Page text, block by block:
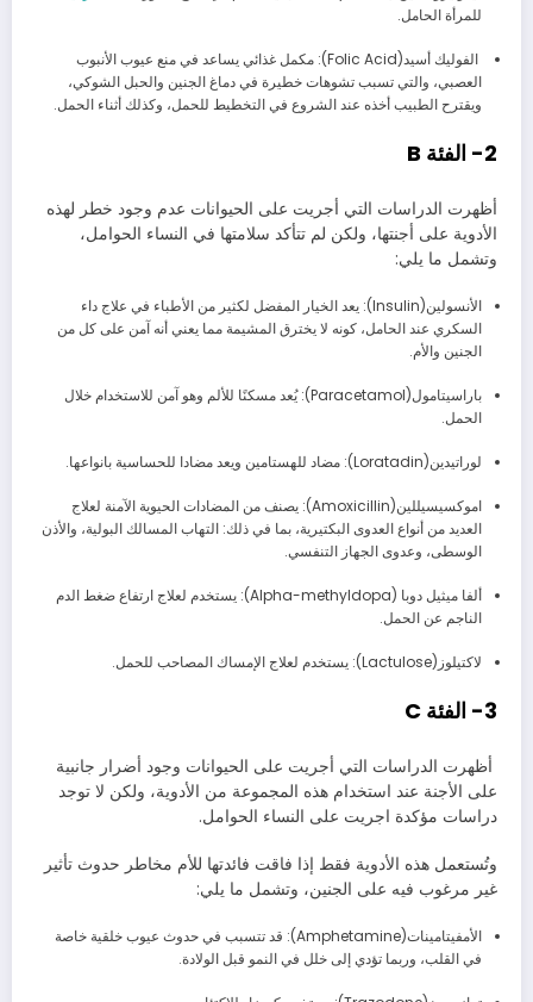
للمرأة الحامل.
الفوليك أسيد(Folic Acid): مكمل غذائي يساعد في منع عيوب الأنبوب
العصبي، والتي تسبب تشوهات خطيرة في دماغ الجنين والحبل الشوكي،
ويقترح الطبيب أخذه عند الشروع في التخطيط للحمل، وكذلك أثناء الحمل.
2- الفئة B
أظهرت الدراسات التي أجريت على الحيوانات عدم وجود خطر لهذه
الأدوية على أجنتها، ولكن لم تتأكد سلامتها في النساء الحوامل،
وتشمل ما يلي:
الأنسولين(Insulin): يعد الخيار المفضل لكثير من الأطباء في علاج داء
السكري عند الحامل، كونه لا يخترق المشيمة مما يعني أنه آمن على كل من
الجنين والأم.
باراسيتامول(Paracetamol): يُعد مسكنًا للألم وهو آمن للاستخدام خلال
الحمل.
لوراتيدين(Loratadin): مضاد للهستامين ويعد مضادا للحساسية بانواعها.
اموكسيسيللين(Amoxicillin): يصنف من المضادات الحيوية الآمنة لعلاج
العديد من أنواع العدوى البكتيرية، بما في ذلك: التهاب المسالك البولية، والأذن
الوسطى، وعدوى الجهاز التنفسي.
ألفا ميثيل دوبا (Alpha-methyldopa): يستخدم لعلاج ارتفاع ضغط الدم
الناجم عن الحمل.
لاكتيلوز(Lactulose): يستخدم لعلاج الإمساك المصاحب للحمل.
3- الفئة C
أظهرت الدراسات التي أجريت على الحيوانات وجود أضرار جانبية
على الأجنة عند استخدام هذه المجموعة من الأدوية، ولكن لا توجد
دراسات مؤكدة اجريت على النساء الحوامل.
وتُستعمل هذه الأدوية فقط إذا فاقت فائدتها للأم مخاطر حدوث تأثير
غير مرغوب فيه على الجنين، وتشمل ما يلي:
الأمفيتامينات(Amphetamine): قد تتسبب في حدوث عيوب خلقية خاصة
في القلب، وربما تؤدي إلى خلل في النمو قبل الولادة.